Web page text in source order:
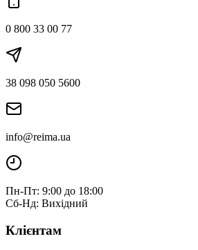
0 800 33 00 77
38 098 050 5600
info@reima.ua
Пн-Пт: 9:00 до 18:00
Сб-Нд: Вихідний
Клієнтам